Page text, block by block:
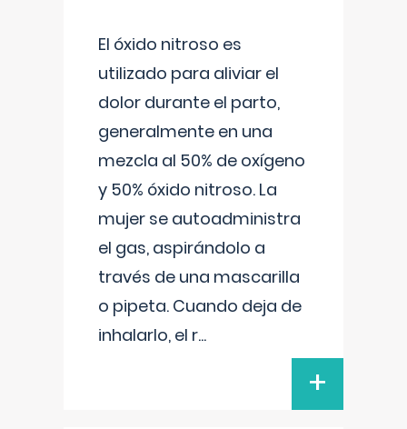
El óxido nitroso es
utilizado para aliviar el
dolor durante el parto,
generalmente en una
mezcla al 50% de oxígeno
y 50% óxido nitroso. La
mujer se autoadministra
el gas, aspirándolo a
través de una mascarilla
o pipeta. Cuando deja de
inhalarlo, el r...
+